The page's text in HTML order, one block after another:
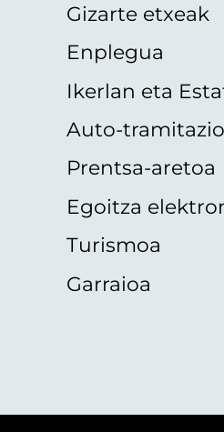
Gizarte etxeak
Enplegua
Ikerlan eta
Auto-
Prentsa-aretoa
Egoitza
Turismoa
Garraioa